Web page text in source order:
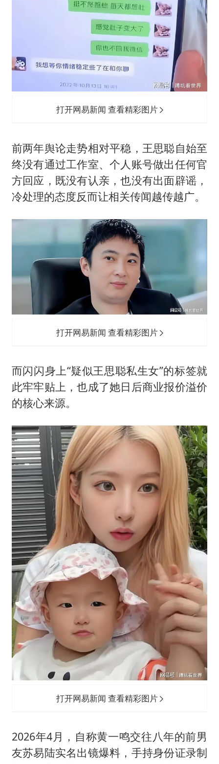
打开网易新闻 查看精彩图片
前两年舆论走势相对平稳，王思聪自始至
终没有通过工作室、个人账号做出任何官
方回应，既没有认亲，也没有出面辟谣，
冷处理的态度反而让相关传闻越传越广。
打开网易新闻 查看精彩图片
而闪闪身上“疑似王思聪私生女”的标签就
此牢牢贴上，也成了她日后商业报价溢价
的核心来源。
打开网易新闻 查看精彩图片
2026年4月，自称黄一鸣交往八年的前男
友苏易陆实名出镜爆料，手持身份证录制